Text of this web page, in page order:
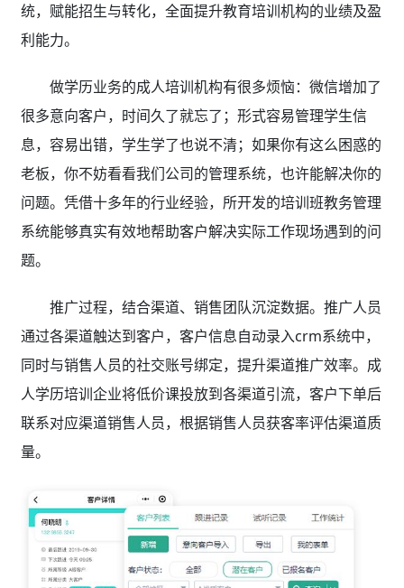
统，赋能招生与转化，全面提升教育培训机构的业绩及盈
利能力。
做学历业务的成人培训机构有很多烦恼：微信增加了
很多意向客户，时间久了就忘了；形式容易管理学生信
息，容易出错，学生学了也说不清；如果你有这么困惑的
老板，你不妨看看我们公司的管理系统，也许能解决你的
问题。凭借十多年的行业经验，所开发的培训班教务管理
系统能够真实有效地帮助客户解决实际工作现场遇到的问
题。
推广过程，结合渠道、销售团队沉淀数据。推广人员
通过各渠道触达到客户，客户信息自动录入crm系统中，
同时与销售人员的社交账号绑定，提升渠道推广效率。成
人学历培训企业将低价课投放到各渠道引流，客户下单后
联系对应渠道销售人员，根据销售人员获客率评估渠道质
量。